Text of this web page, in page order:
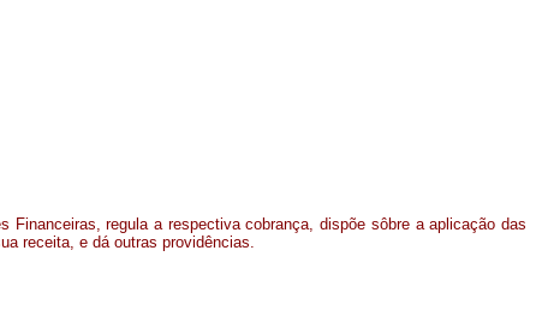
Financeiras, regula a respectiva cobrança, dispõe sôbre a aplicação das
receita, e dá outras providências.